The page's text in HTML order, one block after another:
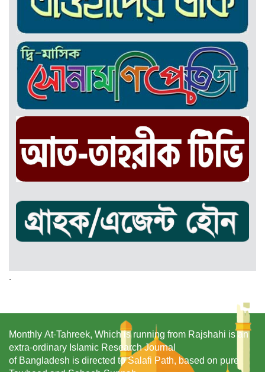
.
Monthly At-Tahreek, Which is running from Rajshahi is an
extra-ordinary Islamic Research Journal
of Bangladesh is directed to Salafi Path, based on pure